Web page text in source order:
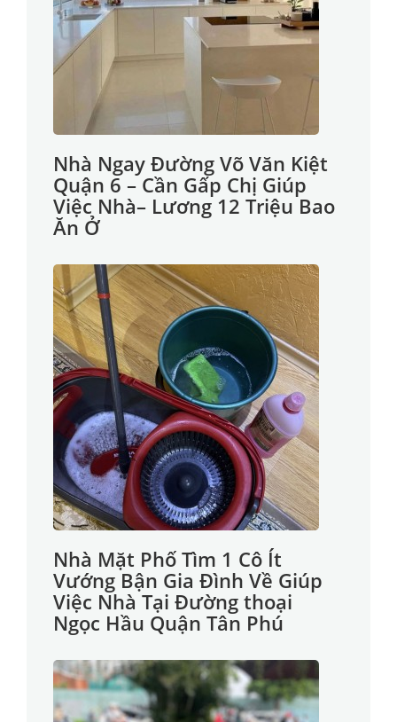
Nhà Ngay Đường Võ Văn Kiệt
Quận 6 – Cần Gấp Chị Giúp
Việc Nhà– Lương 12 Triệu Bao
Ăn Ở
Nhà Mặt Phố Tìm 1 Cô Ít
Vướng Bận Gia Đình Về Giúp
Việc Nhà Tại Đường thoại
Ngọc Hầu Quận Tân Phú